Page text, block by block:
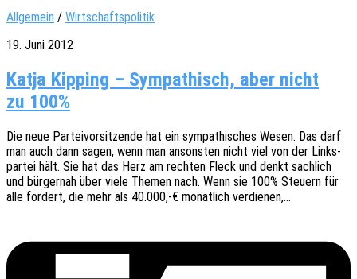
Allgemein / Wirtschaftspolitik
19. Juni 2012
Katja Kipping – Sympathisch, aber nicht
zu 100%
Die neue Partei­vor­sit­zen­de hat ein sympa­thi­sches Wesen. Das darf
man auch dann sagen, wenn man ansons­ten nicht viel von der Links­
par­tei hält. Sie hat das Herz am rech­ten Fleck und denkt sach­lich
und bürger­nah über viele Themen nach. Wenn sie 100% Steu­ern für
alle fordert, die mehr als 40.000,-€ monat­lich verdienen,…